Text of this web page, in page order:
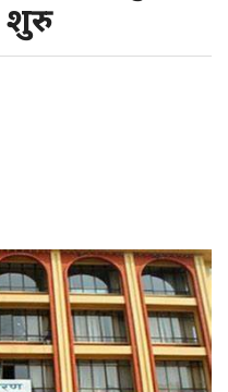
शुरु